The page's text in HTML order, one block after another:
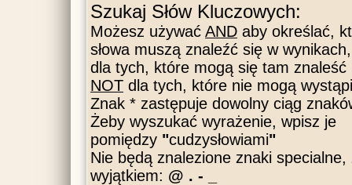
Szukaj Słów Kluczowych:
Możesz używać AND aby określać,
słowa muszą znaleźć się w
dla tych, które mogą się tam znaleść
NOT dla tych, które nie mogą
Znak * zastępuje dowolny ciąg
Żeby wyszukać wyrażenie, wpisz je
pomiędzy "cudzysłowiami"
Nie będą znalezione znaki specialne,
wyjątkiem: @ . - _